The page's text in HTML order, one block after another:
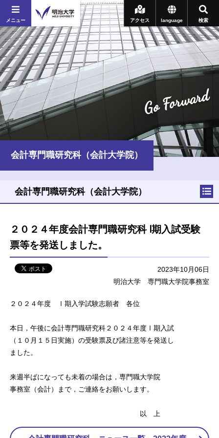
メニュー 検索
language
アクセス
Go Forward
会計専門職研究科（会計大学院）
２０２４年度会計専門職研究科 Ⅰ期入試受験
票等を発送しました。
2023年10月06日
明治大学 専門職大学院事務室
２０２４年度 Ⅰ期入学試験志願者 各位
本日，午後に会計専門職研究科２０２４年度Ⅰ期入試
（１０月１５日実施）の受験票及び諸注意等を発送し
ました。
来週半ばになっても未着の場合は，専門職大学院
事務室（会計）まで，ご連絡をお願いします。
以 上
会計専門職研究科（会計大学院）